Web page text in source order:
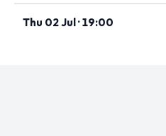
Thu 02 Jul · 19:00